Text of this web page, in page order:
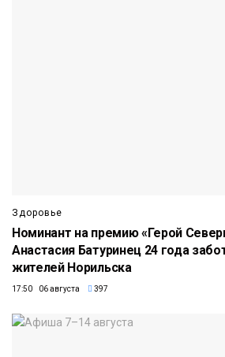
Здоровье
Номинант на премию «Герой
Анастасия Батуринец 24 года
жителей Норильска
17:50 06 августа 397